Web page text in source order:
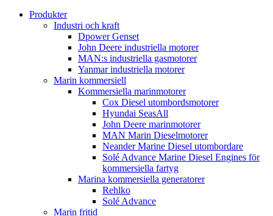
Produkter
Industri och kraft
Dpower Genset
John Deere industriella motorer
MAN:s industriella gasmotorer
Yanmar industriella motorer
Marin kommersiell
Kommersiella marinmotorer
Cox Diesel utombordsmotorer
Hyundai SeasAll
John Deere marinmotorer
MAN Marin Dieselmotorer
Neander Marine Diesel utombordare
Solé Advance Marine Diesel Engines för
kommersiella fartyg
Marina kommersiella generatorer
Rehlko
Solé Advance
Marin fritid